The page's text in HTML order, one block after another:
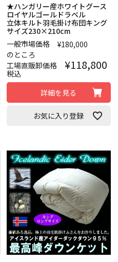
★ハンガリー産ホワイトグース
ロイヤルゴールドラベル
立体キルト羽毛掛け布団キング
サイズ230×210cm
一般市場価格
¥180,000
のところ
工場直販卸価格
¥118,800
税込
詳細を見る
お気に入り登録